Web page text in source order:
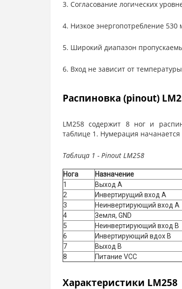
3. Согласование логических
4. Низкое энергопотребление 530
5. Широкий диапазон
6. Вход не зависит от
Распиновка (pinout)
LM258 содержит 8 ног и
таблице 1. Нумерация
Таблица 1 - Pinout LM258
Нога
Назначение
1
Выход А
2
Инвертирущий вход А
3
Неинвертирующий вход А
4
Земля, GND
5
Неинвертирующий вход В
6
Инвертирующий вдох В
7
Выход В
8
Питание VCC
Характеристики LM258